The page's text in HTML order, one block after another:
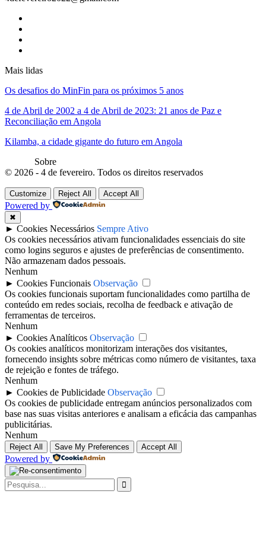
Mais lidas
Os desafios do MinFin para os próximos 5 anos
4 de Abril de 2002 a 4 de Abril de 2023: 21 anos de Paz e
Reconciliação em Angola
Kilamba, a cidade gigante do futuro em Angola
Sobre
© 2026 - 4 de fevereiro. Todos os direitos reservados
Customize Reject All Accept All
Powered by
✖
► Cookies Necessários Sempre Ativo
Os cookies necessários ativam funcionalidades essenciais do site
como logins seguros e ajustes de preferências de consentimento.
Não armazenam dados pessoais.
Nenhum
► Cookies Funcionais Observação
Os cookies funcionais suportam funcionalidades como partilha de
conteúdo em redes sociais, recolha de feedback e ativação de
ferramentas de terceiros.
Nenhum
► Cookies Analíticos Observação
Os cookies analíticos monitorizam interações dos visitantes,
fornecendo insights sobre métricas como número de visitantes, taxa
de rejeição e fontes de tráfego.
Nenhum
► Cookies de Publicidade Observação
Os cookies de publicidade entregam anúncios personalizados com
base nas suas visitas anteriores e analisam a eficácia das campanhas
publicitárias.
Nenhum
Reject All Save My Preferences Accept All
Powered by